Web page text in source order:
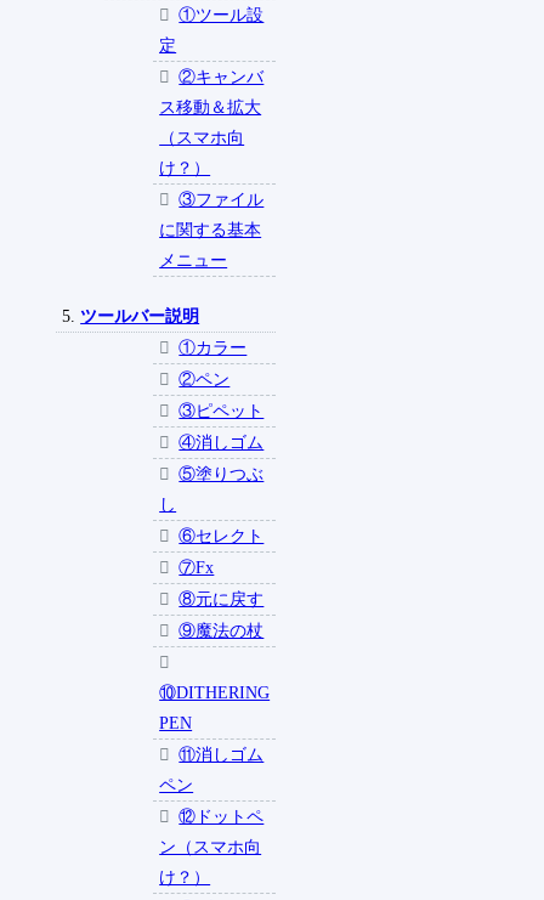
①ツール設
定
②キャンバ
ス移動＆拡大
（スマホ向
け？）
③ファイル
に関する基本
メニュー
ツールバー説明
①カラー
②ペン
③ピペット
④消しゴム
⑤塗りつぶ
し
⑥セレクト
⑦Fx
⑧元に戻す
⑨魔法の杖
⑩DITHERING
PEN
⑪消しゴム
ペン
⑫ドットペ
ン（スマホ向
け？）